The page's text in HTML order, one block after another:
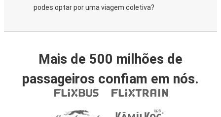
podes optar por uma viagem coletiva?
Mais de 500 milhões de
passageiros confiam em nós.